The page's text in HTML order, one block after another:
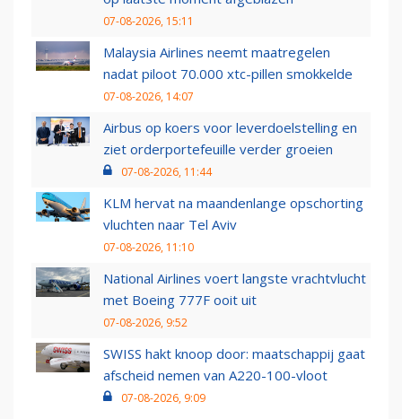
07-08-2026, 15:11
Malaysia Airlines neemt maatregelen
nadat piloot 70.000 xtc-pillen smokkelde
07-08-2026, 14:07
Airbus op koers voor leverdoelstelling en
ziet orderportefeuille verder groeien
07-08-2026, 11:44
KLM hervat na maandenlange opschorting
vluchten naar Tel Aviv
07-08-2026, 11:10
National Airlines voert langste vrachtvlucht
met Boeing 777F ooit uit
07-08-2026, 9:52
SWISS hakt knoop door: maatschappij gaat
afscheid nemen van A220-100-vloot
07-08-2026, 9:09